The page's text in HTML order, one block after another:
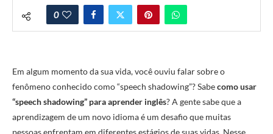
0
Em algum momento da sua vida, você ouviu falar sobre o
fenômeno conhecido como “speech shadowing”? Sabecomo usar
“speech shadowing” para aprender inglês? A gente sabe que a
aprendizagem de um novo idioma é um desafio que muitas
pessoas enfrentam em diferentes estágios de suas vidas. Nesse